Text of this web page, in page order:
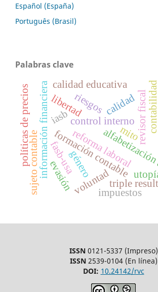
Español (España)
Português (Brasil)
Palabras clave
formación contable
triple
revisor fiscal
información financiera control interno
reforma laboral
sujeto contable voluntad
libertad contabilidad
calidad educativa
género
calidad
fasb-usa
iasb
mito
riesgos
políticas de precios
impuestos
evasión
ISSN0121-5337 (Impreso)
ISSN2539-0104 (En línea)
DOI: 10.24142/rvc